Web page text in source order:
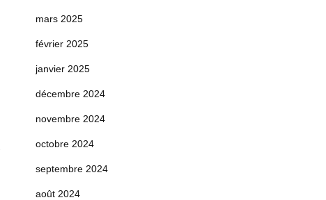
mars 2025
février 2025
janvier 2025
décembre 2024
novembre 2024
octobre 2024
septembre 2024
août 2024